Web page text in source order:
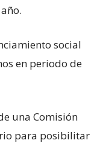
social
en periodo de
una Comisión
para posibilitar